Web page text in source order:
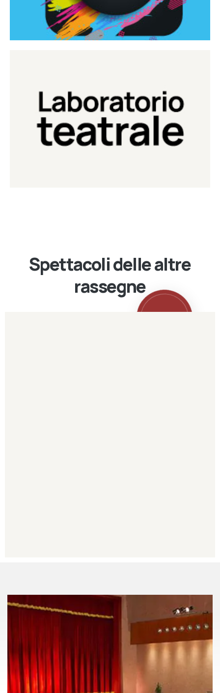
Laboratorio Teatrale
Laboratorio di teatro del Teatro Eduardo de Filippo
Continua
Spettacoli delle altre
rassegne